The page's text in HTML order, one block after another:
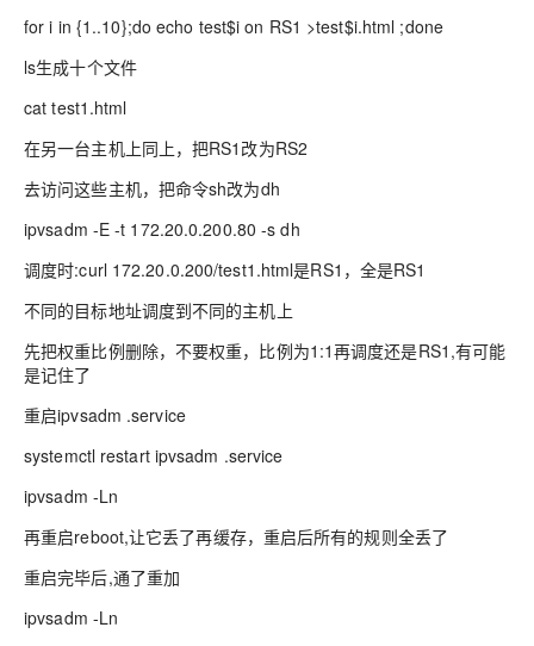
for i in {1..10};do echo test$i on RS1 >test$i.html ;done
ls生成十个文件
cat test1.html
在另一台主机上同上，把RS1改为RS2
去访问这些主机，把命令sh改为dh
ipvsadm -E -t 172.20.0.200.80 -s dh
调度时:curl 172.20.0.200/test1.html是RS1，全是RS1
不同的目标地址调度到不同的主机上
先把权重比例删除，不要权重，比例为1:1再调度还是RS1,有可能
是记住了
重启ipvsadm .service
systemctl restart ipvsadm .service
ipvsadm -Ln
再重启reboot,让它丢了再缓存，重启后所有的规则全丢了
重启完毕后,通了重加
ipvsadm -Ln